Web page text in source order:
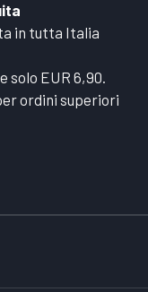
in tutta Italia
solo EUR 6,90.
ordini superiori